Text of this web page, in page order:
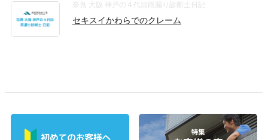
奈良 大阪 神戸の４代目雨漏り診断士日記
セキスイかわらでのクレーム